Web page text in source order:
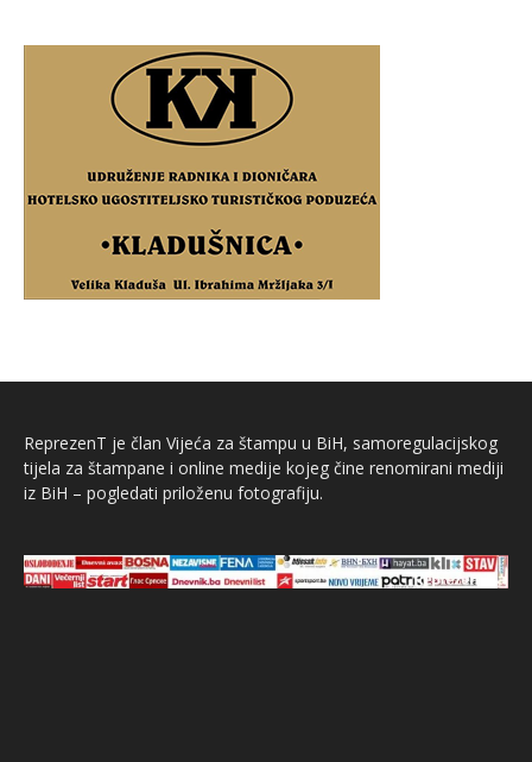
ReprezenT je član Vijeća za štampu u BiH, samoregulacijskog
tijela za štampane i online medije kojeg čine renomirani mediji
iz BiH – pogledati priloženu fotografiju.